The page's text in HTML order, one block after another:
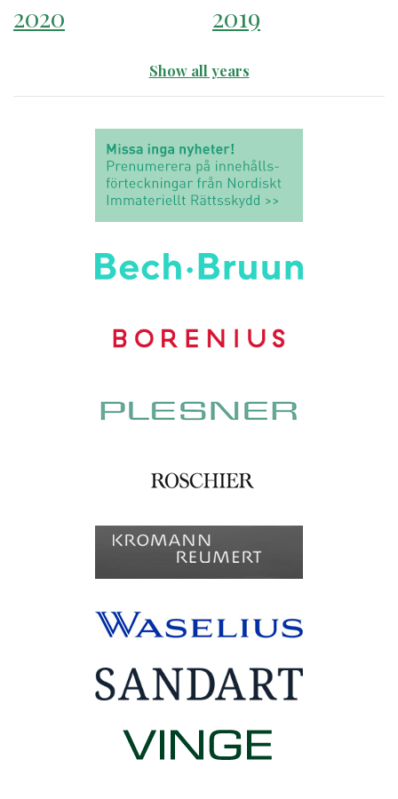
2020
2019
Show all years